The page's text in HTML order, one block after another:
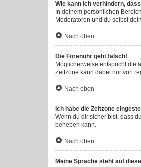
Wie kann ich verhindern,
In deinem persönlichen
Moderatoren und du selbst
Nach oben
Die Forenuhr geht falsch!
Möglicherweise entspricht die
Zeitzone kann dabei nur von
Nach oben
Ich habe die Zeitzone
Wenn du dir sicher bist, dass
beheben kann.
Nach oben
Meine Sprache steht auf